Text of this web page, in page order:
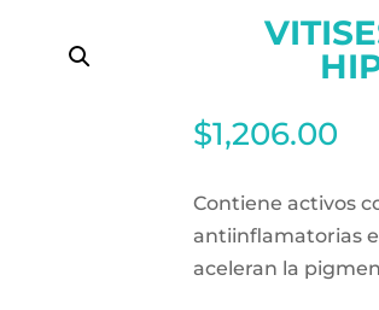
$1,206.00
Contiene activos
antiinflamatorias
aceleran la